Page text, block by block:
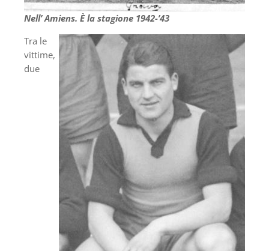
Nell’ Amiens. È la stagione 1942-’43
Tra le
vittime,
due